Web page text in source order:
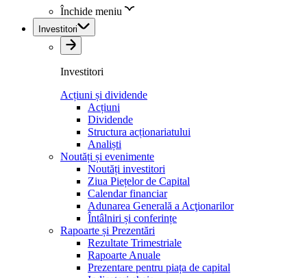
Închide meniu
Investitori
Investitori
Acțiuni și dividende
Acțiuni
Dividende
Structura acționariatului
Analiști
Noutăți și evenimente
Noutăți investitori
Ziua Piețelor de Capital
Calendar financiar
Adunarea Generală a Acţionarilor
Întâlniri și conferințe
Rapoarte și Prezentări
Rezultate Trimestriale
Rapoarte Anuale
Prezentare pentru piața de capital